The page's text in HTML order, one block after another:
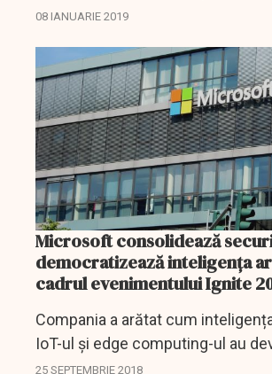
care diferitele conturi sunt sparte
"123456",...
08 IANUARIE 2019
Microsoft consolidează
democratizează inteligența
cadrul evenimentului Ignite
Compania a arătat cum
IoT-ul și edge computing-ul au
centrale pentru siguranța,
25 SEPTEMBRIE 2018